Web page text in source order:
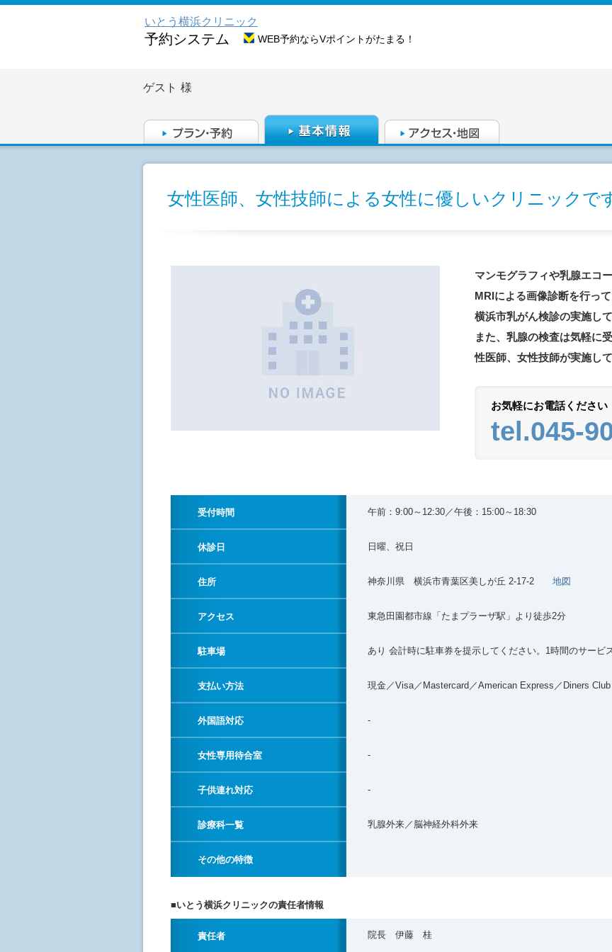
いとう横浜クリニック
予約システム WEB予約ならVポイントがたまる！
ゲスト 様
女性医師、女性技師による女性に優しいクリニックで
マンモグラフィや乳腺エコ
MRIによる画像診断を行って
横浜市乳がん検診の実施して
また、乳腺の検査は気軽に
性医師、女性技師が実施して
お気軽にお電話ください
tel.045-
受付時間 午前：9:00～12:30／午後：15:00～18:30
休診日 日曜、祝日
住所 神奈川県 横浜市青葉区美しが丘 2-17-2 地図
アクセス 東急田園都市線「たまプラーザ駅」より徒歩2分
駐車場 あり 会計時に駐車券を提示してください。1時間のサービ
支払い方法 現金／Visa／Mastercard／American Express／Diners Club
外国語対応 -
女性専用待合室 -
子供連れ対応 -
診療科一覧 乳腺外来／脳神経外科外来
その他の特徴
■いとう横浜クリニックの責任者情報
責任者 院長 伊藤 桂